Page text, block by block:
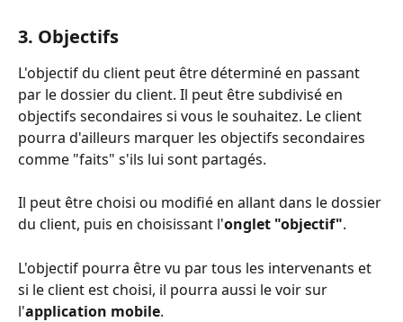
3. Objectifs
L'objectif du client peut être déterminé en passant
par le dossier du client. Il peut être subdivisé en
objectifs secondaires si vous le souhaitez. Le client
pourra d'ailleurs marquer les objectifs secondaires
comme "faits" s'ils lui sont partagés.
Il peut être choisi ou modifié en allant dans le dossier
du client, puis en choisissant l'onglet "objectif".
L'objectif pourra être vu par tous les intervenants et
si le client est choisi, il pourra aussi le voir sur
l'application mobile.